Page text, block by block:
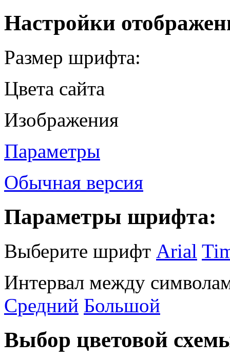
Настройки
Размер шрифта:
Цвета сайта
Изображения
Параметры
Обычная версия
Параметры шрифта:
Выберите шрифт Arial
Интервал между
Средний Большой
Выбор цветовой